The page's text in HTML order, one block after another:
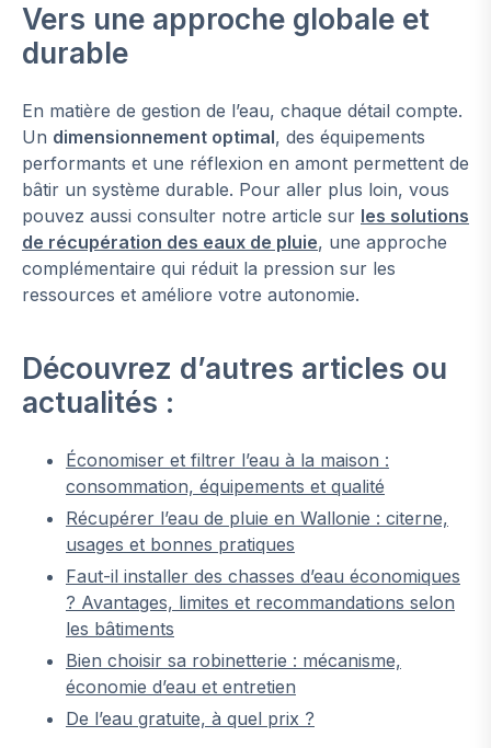
Vers une approche globale et
durable
En matière de gestion de l’eau, chaque détail compte.
Un dimensionnement optimal, des équipements
performants et une réflexion en amont permettent de
bâtir un système durable. Pour aller plus loin, vous
pouvez aussi consulter notre article sur les solutions
de récupération des eaux de pluie, une approche
complémentaire qui réduit la pression sur les
ressources et améliore votre autonomie.
Découvrez d’autres articles ou
actualités :
Économiser et filtrer l’eau à la maison :
consommation, équipements et qualité
Récupérer l’eau de pluie en Wallonie : citerne,
usages et bonnes pratiques
Faut-il installer des chasses d’eau économiques
? Avantages, limites et recommandations selon
les bâtiments
Bien choisir sa robinetterie : mécanisme,
économie d’eau et entretien
De l’eau gratuite, à quel prix ?